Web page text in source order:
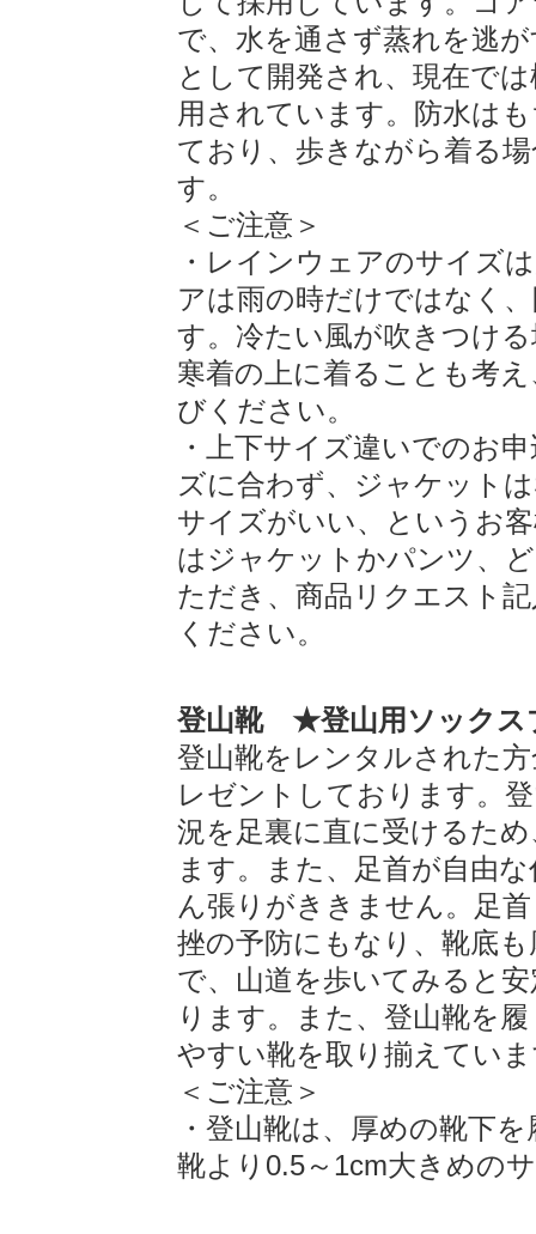
で、水を通さず蒸れを逃
として開発され、現在で
用されています。防水は
ており、歩きながら着る
す。
＜ご注意＞
・レインウェアのサイズ
アは雨の時だけではなく
す。冷たい風が吹きつけ
寒着の上に着ることも考
びください。
・上下サイズ違いでのお
ズに合わず、ジャケット
サイズがいい、というお
はジャケットかパンツ、
ただき、商品リクエスト
ください。
登山靴 ★登山用ソックス
登山靴をレンタルされた
レゼントしております。
況を足裏に直に受けるた
ます。また、足首が自由
ん張りがききません。足
挫の予防にもなり、靴底
で、山道を歩いてみると
ります。また、登山靴を
やすい靴を取り揃えてい
＜ご注意＞
・登山靴は、厚めの靴下
靴より0.5～1cm大きめの